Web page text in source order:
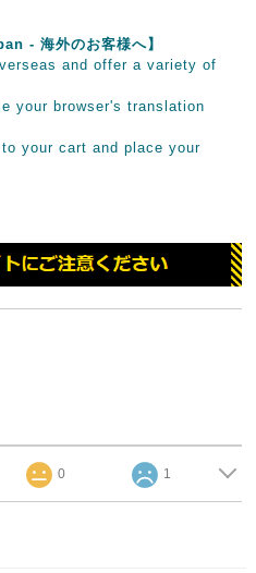
- 海外のお客様へ】
and offer a variety of
your browser's translation
your cart and place your
0 1